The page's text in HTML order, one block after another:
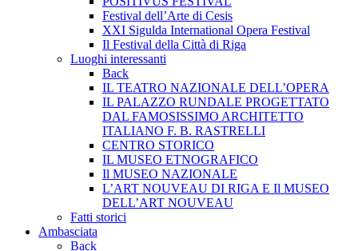
Festival dell’Arte di Cesis
XXI Sigulda International Opera Festival
Il Festival della Città di Riga
Luoghi interessanti
Back
IL TEATRO NAZIONALE DELL’OPERA
IL PALAZZO RUNDALE PROGETTATO
DAL FAMOSISSIMO ARCHITETTO
ITALIANO F. B. RASTRELLI
CENTRO STORICO
IL MUSEO ETNOGRAFICO
Il MUSEO NAZIONALE
L’ART NOUVEAU DI RIGA E Il MUSEO
DELL’ART NOUVEAU
Fatti storici
Ambasciata
Back